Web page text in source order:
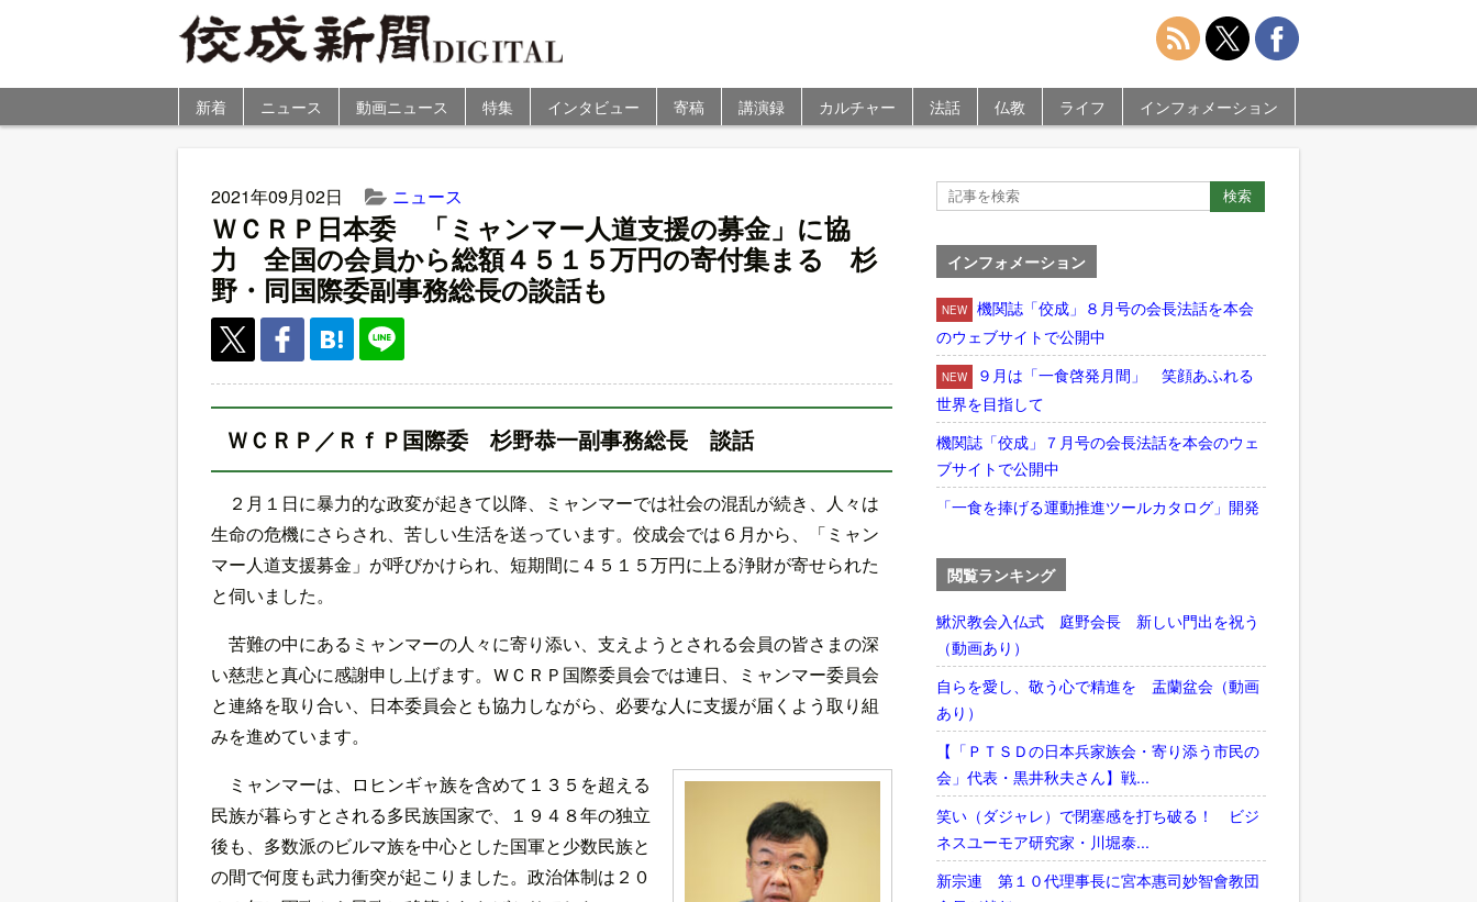
新着 ニュース 動画ニュース 特集 インタビュー 寄稿 講演録 カルチャー 法話 仏教 ライフ インフォメーション
2021年09月02日 ニュース
ＷＣＲＰ日本委 「ミャンマー人道支援の募金」に協
力 全国の会員から総額４５１５万円の寄付集まる 杉
野・同国際委副事務総長の談話も
ＷＣＲＰ／ＲｆＰ国際委 杉野恭一副事務総長 談話
２月１日に暴力的な政変が起きて以降、ミャンマーでは社会の混乱が続き、人々は
生命の危機にさらされ、苦しい生活を送っています。佼成会では６月から、「ミャン
マー人道支援募金」が呼びかけられ、短期間に４５１５万円に上る浄財が寄せられた
と伺いました。
苦難の中にあるミャンマーの人々に寄り添い、支えようとされる会員の皆さまの深
い慈悲と真心に感謝申し上げます。ＷＣＲＰ国際委員会では連日、ミャンマー委員会
と連絡を取り合い、日本委員会とも協力しながら、必要な人に支援が届くよう取り組
みを進めています。
ミャンマーは、ロヒンギャ族を含めて１３５を超える
民族が暮らすとされる多民族国家で、１９４８年の独立
後も、多数派のビルマ族を中心とした国軍と少数民族と
の間で何度も武力衝突が起こりました。政治体制は２０
インフォメーション
NEW
機関誌「佼成」８月号の会長法話を本会
のウェブサイトで公開中
NEW
９月は「一食啓発月間」 笑顔あふれる
世界を目指して
機関誌「佼成」７月号の会長法話を本会のウェ
ブサイトで公開中
「一食を捧げる運動推進ツールカタログ」開発
閲覧ランキング
鰍沢教会入仏式 庭野会長 新しい門出を祝う
（動画あり）
自らを愛し、敬う心で精進を 盂蘭盆会（動画
あり）
【「ＰＴＳＤの日本兵家族会・寄り添う市民の
会」代表・黒井秋夫さん】戦...
笑い（ダジャレ）で閉塞感を打ち破る！ ビジ
ネスユーモア研究家・川堀泰...
新宗連 第１０代理事長に宮本惠司妙智會教団